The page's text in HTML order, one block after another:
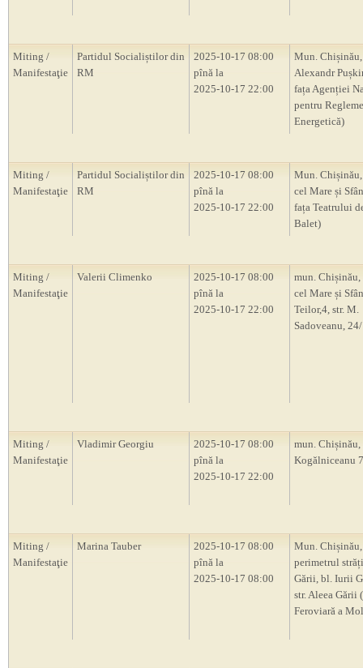
Miting /
Manifestaţie
Partidul Socialiștilor din
RM
2025-10-17 08:00
pînă la
2025-10-17 22:00
Mun. Chișinău,
Alexandr
fața Agenției
pentru
Energetică)
Miting /
Manifestaţie
Partidul Socialiștilor din
RM
2025-10-17 08:00
pînă la
2025-10-17 22:00
Mun.
cel Mare și
fața Teatrului
Balet)
Miting /
Manifestaţie
Valerii Climenko
2025-10-17 08:00
pînă la
2025-10-17 22:00
mun. Chișinău,
cel Mare și
Teilor,4, str. M.
Sadoveanu,
Miting /
Manifestaţie
Vladimir Georgiu
2025-10-17 08:00
pînă la
2025-10-17 22:00
mun. Chișinău,
Kogălniceanu
Miting /
Manifestaţie
Marina Tauber
2025-10-17 08:00
pînă la
2025-10-17 08:00
Mun. Chișinău,
perimetrul
Gării, bl. Iurii
str. Aleea Gării
Feroviară a